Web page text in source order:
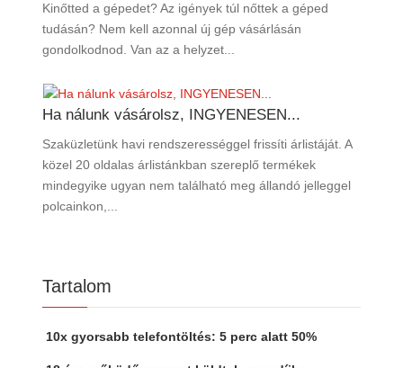
Kinőtted a gépedet? Az igények túl nőttek a géped
tudásán? Nem kell azonnal új gép vásárlásán
gondolkodnod. Van az a helyzet...
Ha nálunk vásárolsz, INGYENESEN...
Szaküzletünk havi rendszerességgel frissíti árlistáját. A
közel 20 oldalas árlistánkban szereplő termékek
mindegyike ugyan nem található meg állandó jelleggel
polcainkon,...
Tartalom
10x gyorsabb telefontöltés: 5 perc alatt 50%